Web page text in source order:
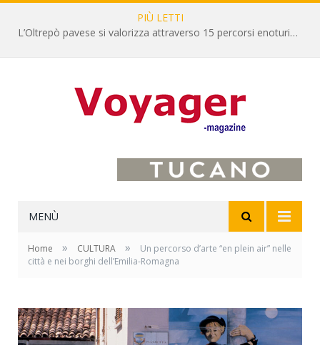
PIÙ LETTI
L’Oltrepò pavese si valorizza attraverso 15 percorsi enoturistici
MENÙ
Home » CULTURA »
Un percorso d’arte “en plein air” nelle
città e nei borghi dell’Emilia-Romagna